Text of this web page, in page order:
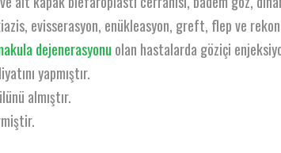
evisserasyon, enükleasyon, greft, flep ve
dejenerasyonu olan hastalarda göziçi
yapmıştır.
almıştır.